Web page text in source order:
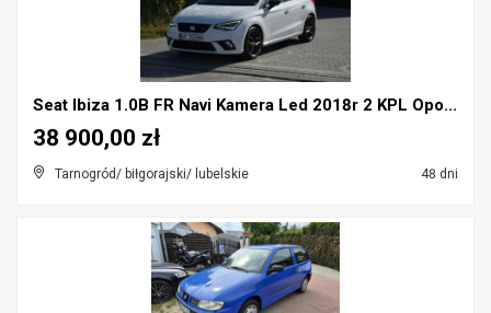
Seat Ibiza 1.0B FR Navi Kamera Led 2018r 2 KPL Opo...
Tarnogród/ biłgorajski/ lubelskie 48 dni
38 900,00 zł